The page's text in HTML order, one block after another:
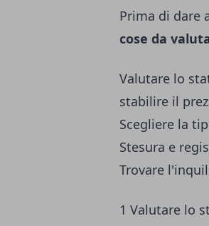
Prima di dare
cose da
Valutare lo
stabilire il
Scegliere la
Stesura e
Trovare
1 Valutare lo